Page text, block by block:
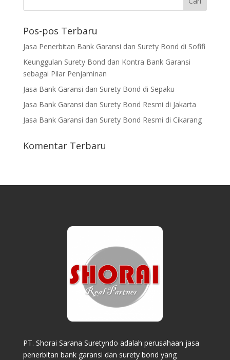
Pos-pos Terbaru
Jasa Penerbitan Bank Garansi dan Surety Bond di Sofifi
Keunggulan Surety Bond dan Kontra Bank Garansi
sebagai Pilar Penjaminan
Jasa Bank Garansi dan Surety Bond di Sepaku
Jasa Bank Garansi dan Surety Bond Resmi di Jakarta
Jasa Bank Garansi dan Surety Bond Resmi di Cikarang
Komentar Terbaru
PT. Shorai Sarana Suretyndo adalah perusahaan jasa
penerbitan bank garansi dan surety bond yang